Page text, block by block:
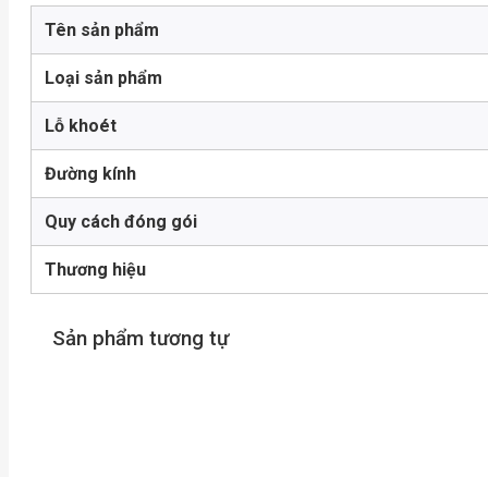
Tên sản phẩm
Loại sản phẩm
Lỗ khoét
Đường kính
Quy cách đóng gói
Thương hiệu
Sản phẩm tương tự